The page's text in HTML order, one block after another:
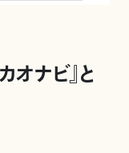
オナビ』と